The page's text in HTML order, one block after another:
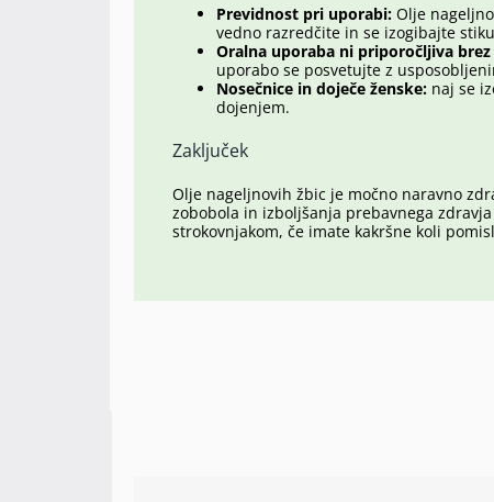
Previdnost pri uporabi:Olje
vedno razredčite in se izogibajte
Oralna uporaba ni priporočljiva
uporabo se posvetujte z
Nosečnice in doječe ženske:naj se
dojenjem.
Zaključek
Olje nageljnovih žbic je močno naravno
zobobola in izboljšanja prebavnega
strokovnjakom, če imate kakršne koli